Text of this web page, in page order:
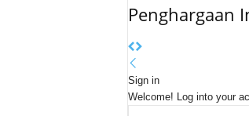
Penghargaan
Sign in
Welcome! Log into your